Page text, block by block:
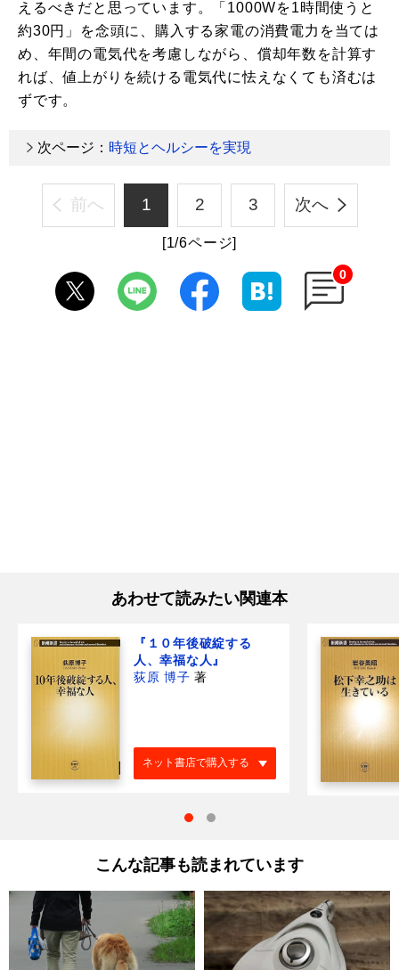
えるべきだと思っています。「1000Wを1時間使うと
約30円」を念頭に、購入する家電の消費電力を当ては
め、年間の電気代を考慮しながら、償却年数を計算す
れば、値上がりを続ける電気代に怯えなくても済むは
ずです。
次ページ： 時短とヘルシーを実現
前へ 1 2 3 次へ
[1/6ページ]
0
あわせて読みたい関連本
『１０年後破綻する
人、幸福な人』
荻原 博子 著
ネット書店で購入する
こんな記事も読まれています